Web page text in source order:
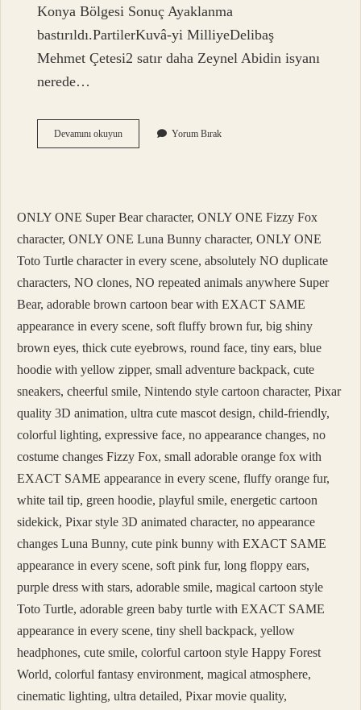
Konya Bölgesi Sonuç Ayaklanma
bastırıldı.PartilerKuvâ-yi MilliyeDelibaş
Mehmet Çetesi2 satır daha Zeynel Abidin isyanı
nerede…
Devamını okuyunBozkır
Ayaklanması
Yorum Bırak
ONLY ONE Super Bear character, ONLY ONE Fizzy Fox
character, ONLY ONE Luna Bunny character, ONLY ONE
Toto Turtle character in every scene, absolutely NO duplicate
characters, NO clones, NO repeated animals anywhere Super
Bear, adorable brown cartoon bear with EXACT SAME
appearance in every scene, soft fluffy brown fur, big shiny
brown eyes, thick cute eyebrows, round face, tiny ears, blue
hoodie with yellow zipper, small adventure backpack, cute
sneakers, cheerful smile, Nintendo style cartoon character, Pixar
quality 3D animation, ultra cute mascot design, child-friendly,
colorful lighting, expressive face, no appearance changes, no
costume changes Fizzy Fox, small adorable orange fox with
EXACT SAME appearance in every scene, fluffy orange fur,
white tail tip, green hoodie, playful smile, energetic cartoon
sidekick, Pixar style 3D animated character, no appearance
changes Luna Bunny, cute pink bunny with EXACT SAME
appearance in every scene, soft pink fur, long floppy ears,
purple dress with stars, adorable smile, magical cartoon style
Toto Turtle, adorable green baby turtle with EXACT SAME
appearance in every scene, tiny shell backpack, yellow
headphones, cute smile, colorful cartoon style Happy Forest
World, colorful fantasy environment, magical atmosphere,
cinematic lighting, ultra detailed, Pixar movie quality,